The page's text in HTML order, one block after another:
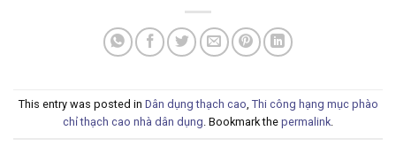
This entry was posted in Dân dụng thạch cao, Thi công hạng mục phào
chỉ thạch cao nhà dân dụng. Bookmark the permalink.